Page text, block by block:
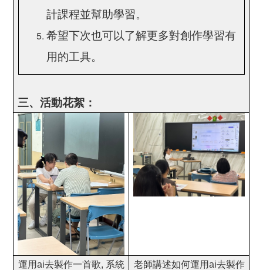
計課程並幫助學習。
希望下次也可以了解更多對創作學習有
用的工具。
三、活動花絮：
運用ai去製作一首歌, 系統
老師講述如何運用ai去製作